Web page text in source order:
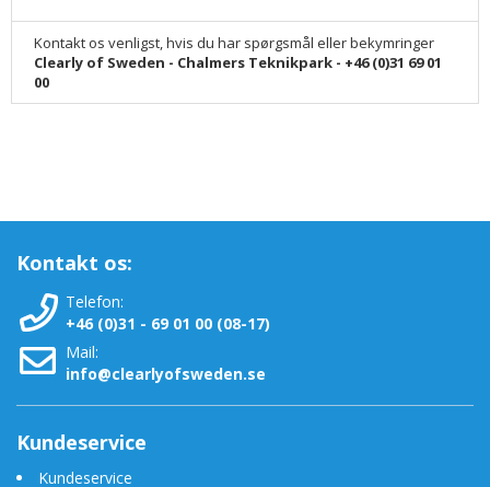
Clearly vandfilter vandrensning Babypleje - Pakning med vandrensning
indeholder
Clearly 5-trinss multi-tap filtervandrenser med multistadsfunktion
Clearly vandfilter 3-trins brusefilter
Kontakt os venligst, hvis du har spørgsmål eller bekymringer
Clearly of Sweden - Chalmers Teknikpark - +46 (0)31 69 01
00
Kontakt os:
Telefon:
+46 (0)31 - 69 01 00 (08-17)
Mail:
info@clearlyofsweden.se
Kundeservice
Kundeservice